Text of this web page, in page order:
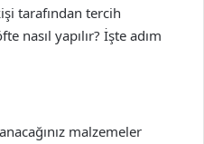
tarafından tercih
nasıl yapılır? İşte adım
malzemeler